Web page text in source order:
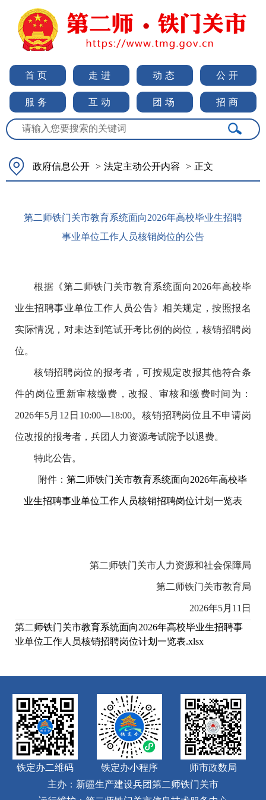
首页 走进 动态 公开
服务 互动 团场 招商
政府信息公开 > 法定主动公开内容 > 正文
第二师铁门关市教育系统面向2026年高校毕业生招聘
事业单位工作人员核销岗位的公告
根据《第二师铁门关市教育系统面向2026年高校毕
业生招聘事业单位工作人员公告》相关规定，按照报名
实际情况，对未达到笔试开考比例的岗位，核销招聘岗
位。
核销招聘岗位的报考者，可按规定改报其他符合条
件的岗位重新审核缴费，改报、审核和缴费时间为：
2026年5月12日10:00—18:00。核销招聘岗位且不申请岗
位改报的报考者，兵团人力资源考试院予以退费。
特此公告。
附件： 第二师铁门关市教育系统面向2026年高校毕
业生招聘事业单位工作人员核销招聘岗位计划一览表
第二师铁门关市人力资源和社会保障局
第二师铁门关市教育局
2026年5月11日
第二师铁门关市教育系统面向2026年高校毕业生招聘事
业单位工作人员核销招聘岗位计划一览表.xlsx
铁定办二维码 铁定办小程序
师市政数局
主办：新疆生产建设兵团第二师铁门关市